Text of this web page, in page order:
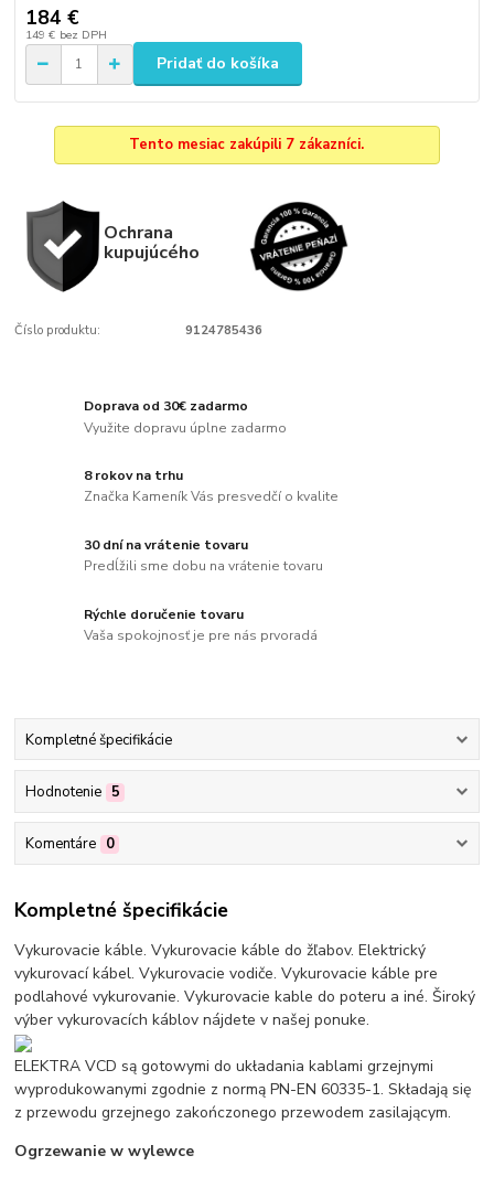
184 €
149 € bez DPH
Pridať do košíka
Tento mesiac zakúpili 7 zákazníci.
Ochrana
kupujúcého
Číslo produktu: 9124785436
Doprava od 30€ zadarmo
Využite dopravu úplne zadarmo
8 rokov na trhu
Značka Kameník Vás presvedčí o kvalite
30 dní na vrátenie tovaru
Predĺžili sme dobu na vrátenie tovaru
Rýchle doručenie tovaru
Vaša spokojnosť je pre nás prvoradá
Kompletné špecifikácie
Hodnotenie 5
Komentáre 0
Kompletné špecifikácie
Vykurovacie káble. Vykurovacie káble do žľabov. Elektrický
vykurovací kábel. Vykurovacie vodiče. Vykurovacie káble pre
podlahové vykurovanie. Vykurovacie kable do poteru a iné. Široký
výber vykurovacích káblov nájdete v našej ponuke.
ELEKTRA VCD są gotowymi do układania kablami grzejnymi
wyprodukowanymi zgodnie z normą PN-EN 60335-1. Składają się
z przewodu grzejnego zakończonego przewodem zasilającym.
Ogrzewanie w wylewce